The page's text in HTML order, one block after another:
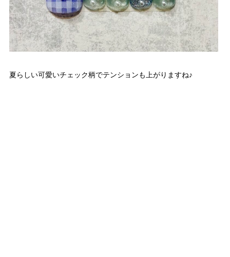
夏らしい可愛いチェック柄でテンションも上がりますね♪